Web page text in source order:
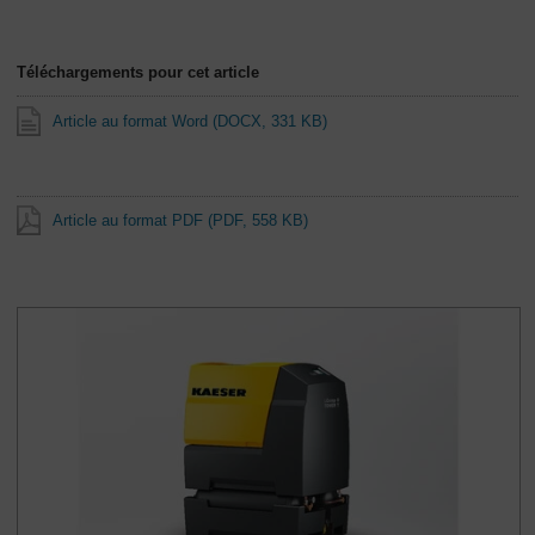
Téléchargements pour cet article
Article au format Word (DOCX, 331 KB)
Article au format PDF (PDF, 558 KB)